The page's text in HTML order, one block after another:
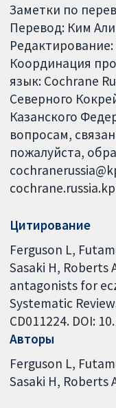
Заметки по
Перевод: Ким
Координация
язык: Cochrane
Северного
Казанского
вопросам,
пожалуйста,
Цитирование
Ferguson L,
Sasaki H, Roberts
antagonists for
Systematic
CD011224. DOI:
Авторы
Ferguson L
Sasaki H Roberts